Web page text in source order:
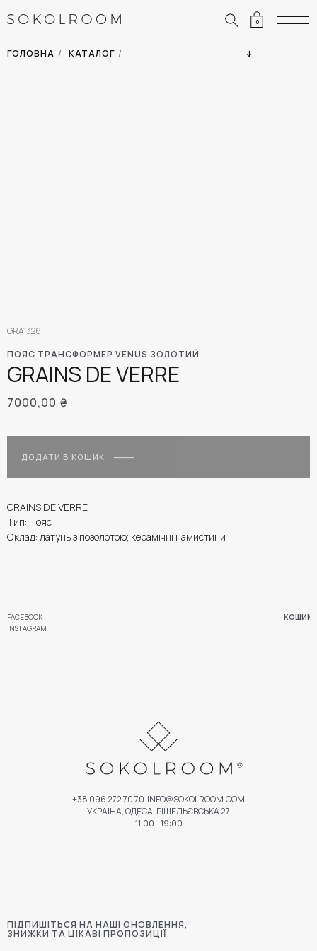
0
ГОЛОВНА / КАТАЛОГ /
ПОЯС ТРАНСФОРМЕР VENUS ЗОЛОТИЙ
GRAINS DE VERRE
GRA1326
7000,00 ₴
ДОДАТИ В КОШИК
GRAINS DE VERRE
Тип: Пояс
Склад: латунь з позолотою; керамічні намистини
FACEBOOK КОШИК
ПІДПИШІТЬСЯ НА НАШІ ОНОВЛЕННЯ,
ЗНИЖКИ ТА ЦІКАВІ ПРОПОЗИЦІЇ
+38 096 272 70 70 INFO@SOKOLROOM.COM
УКРАЇНА, ОДЕСА, РІШЕЛЬЄВСЬКА 27
11:00 - 19:00
INSTAGRAM